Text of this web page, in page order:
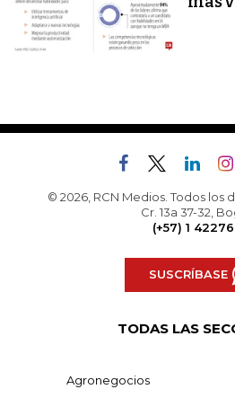
© 2026, RCN Medios. Todos los
Cr. 13a 37-32,
(+57) 1
SUSCRÍBASE
TODAS LAS
Agronegocios